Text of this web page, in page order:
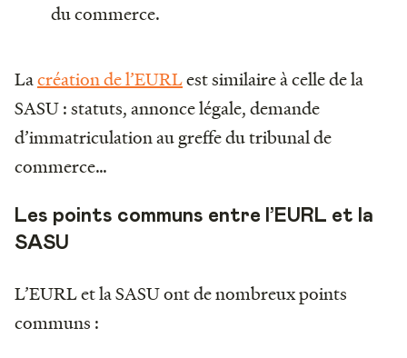
du commerce.
Lacréation de l’EURLest similaire à celle de la
SASU : statuts, annonce légale, demande
d’immatriculation au greffe du tribunal de
commerce…
Les points communs entre l’EURL et la
SASU
L’EURL et la SASU ont de nombreux points
communs :